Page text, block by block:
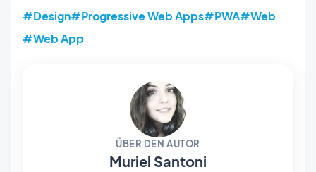
#Design#Progressive Web Apps#PWA#Web
#Web App
ÜBER DEN AUTOR
Muriel Santoni